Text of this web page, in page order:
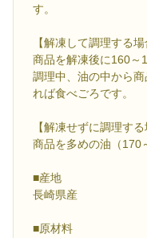
す。
【解凍して調理する
商品を解凍後に160～
調理中、油の中から
れば食べごろです。
【解凍せずに調理する
商品を多めの油（170
■産地
長崎県産
■原材料